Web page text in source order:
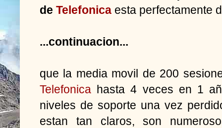
de Telefonica esta perfectamente
...continuacion...
que la media movil de 200
Telefonica hasta 4 veces en 1
niveles de soporte una vez
estan tan claros, son